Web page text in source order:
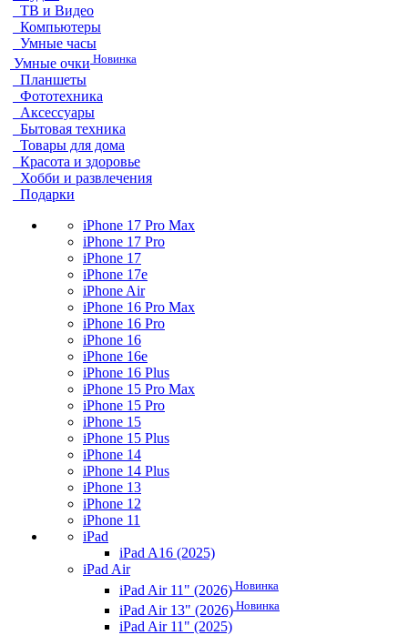
ТВ и Видео
Компьютеры
Умные часы
Умные очки Новинка
Планшеты
Фототехника
Аксессуары
Бытовая техника
Товары для дома
Красота и здоровье
Хобби и развлечения
Подарки
iPhone 17 Pro Max
iPhone 17 Pro
iPhone 17
iPhone 17e
iPhone Air
iPhone 16 Pro Max
iPhone 16 Pro
iPhone 16
iPhone 16e
iPhone 16 Plus
iPhone 15 Pro Max
iPhone 15 Pro
iPhone 15
iPhone 15 Plus
iPhone 14
iPhone 14 Plus
iPhone 13
iPhone 12
iPhone 11
iPad
iPad A16 (2025)
iPad Air
iPad Air 11" (2026) Новинка
iPad Air 13" (2026) Новинка
iPad Air 11" (2025)